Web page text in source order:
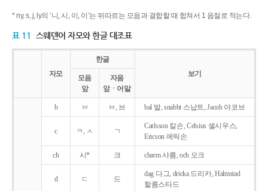
* ny, s, j, ly의 ‘니, 시, 이, 이’는 뒤따르는 모음과 결합할 때 합쳐서 1 음절로 적는다.
표 11 스웨덴어 자모와 한글 대조표
자모
한글
보기
모음
앞
자음
앞ㆍ어말
b ㅂ ㅂ, 브 bal 발, snabbt 스납트, Jacob 야코브
c ㅋ, ㅅ ㄱ
Carlsson 칼손, Celsius 셀시우스,
Ericson 에릭손
ch 시* 크 charm 샤름, och 오크
d ㄷ 드
dag 다그, dricka 드리카, Halmstad
할름스타드